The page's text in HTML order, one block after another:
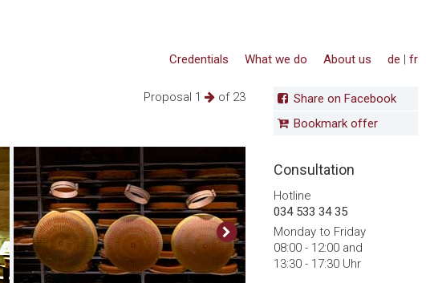
de | fr
About us
What we do
Credentials
Proposal 1 of 23
Share on Facebook
Bookmark offer
Consultation
Hotline
034 533 34 35
Monday to Friday
08:00 - 12:00 and
13:30 - 17:30 Uhr